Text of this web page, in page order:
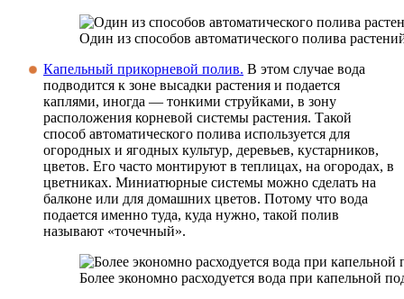
Один из способов автоматического полива
Капельный прикорневой полив. В этом случае вода
подводится к зоне высадки растения и подается
каплями, иногда — тонкими струйками, в зону
расположения корневой системы растения. Такой
способ автоматического полива используется для
огородных и ягодных культур, деревьев, кустарников,
цветов. Его часто монтируют в теплицах, на огородах, в
цветниках. Миниатюрные системы можно сделать на
балконе или для домашних цветов. Потому что вода
подается именно туда, куда нужно, такой полив
называют «точечный».
Более экономно расходуется вода при капельной